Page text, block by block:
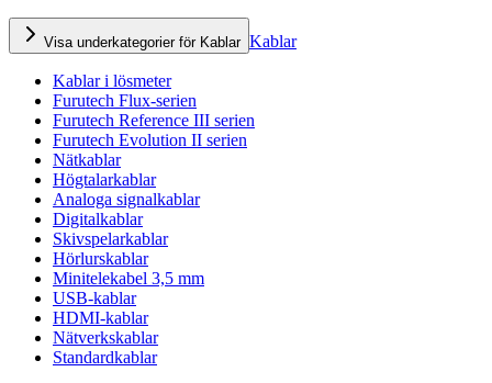
Visa underkategorier för Kablar Kablar
Kablar i lösmeter
Furutech Flux-serien
Furutech Reference III serien
Furutech Evolution II serien
Nätkablar
Högtalarkablar
Analoga signalkablar
Digitalkablar
Skivspelarkablar
Hörlurskablar
Minitelekabel 3,5 mm
USB-kablar
HDMI-kablar
Nätverkskablar
Standardkablar